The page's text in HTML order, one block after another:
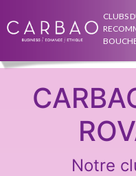
CLUBS
Notre